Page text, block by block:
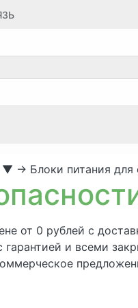
▼ → Блоки питания для
от 0 рублей с
гарантией и всеми